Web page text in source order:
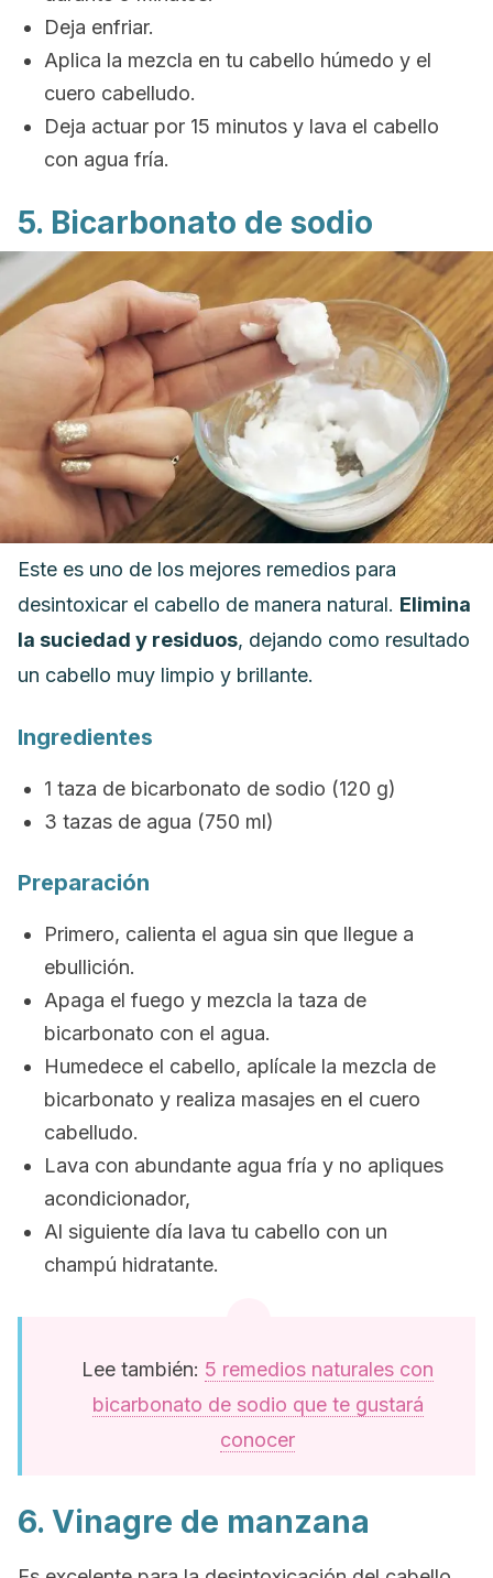
Deja enfriar.
Aplica la mezcla en tu cabello húmedo y el
cuero cabelludo.
Deja actuar por 15 minutos y lava el cabello
con agua fría.
5. Bicarbonato de sodio
Este es uno de los mejores remedios para
desintoxicar el cabello de manera natural. Elimina
la suciedad y residuos, dejando como resultado
un cabello muy limpio y brillante.
Ingredientes
1 taza de bicarbonato de sodio (120 g)
3 tazas de agua (750 ml)
Preparación
Primero, calienta el agua sin que llegue a
ebullición.
Apaga el fuego y mezcla la taza de
bicarbonato con el agua.
Humedece el cabello, aplícale la mezcla de
bicarbonato y realiza masajes en el cuero
cabelludo.
Lava con abundante agua fría y no apliques
acondicionador,
Al siguiente día lava tu cabello con un
champú hidratante.
Lee también: 5 remedios naturales con
bicarbonato de sodio que te gustará
conocer
6. Vinagre de manzana